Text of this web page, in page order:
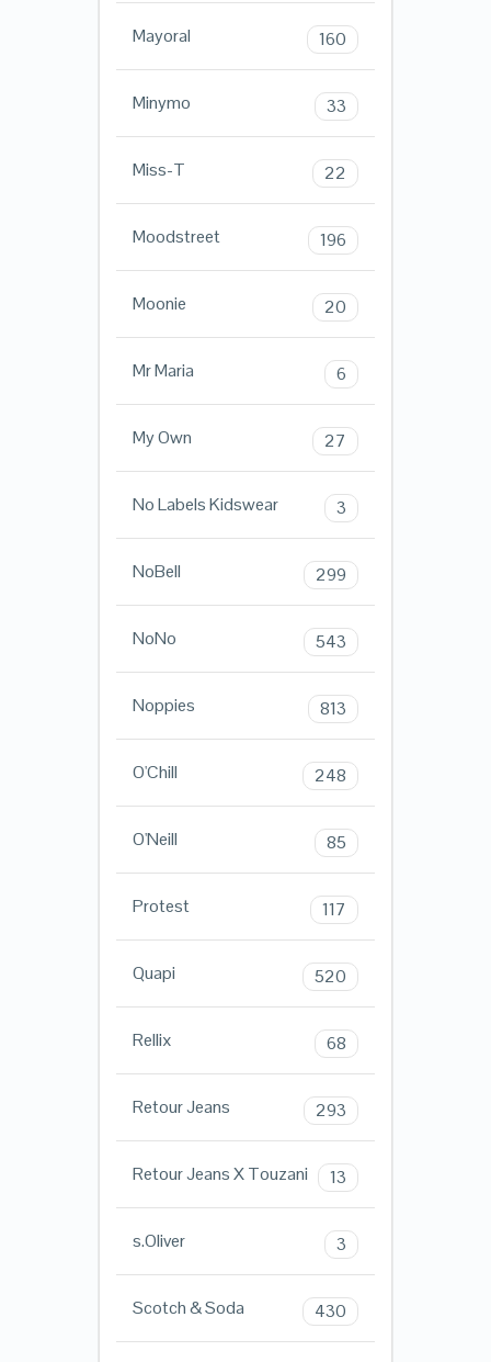
Mayoral 160
Minymo 33
Miss-T 22
Moodstreet 196
Moonie 20
Mr Maria 6
My Own 27
No Labels Kidswear 3
NoBell 299
NoNo 543
Noppies 813
O'Chill 248
O'Neill 85
Protest 117
Quapi 520
Rellix 68
Retour Jeans 293
Retour Jeans X Touzani 13
s.Oliver 3
Scotch & Soda 430